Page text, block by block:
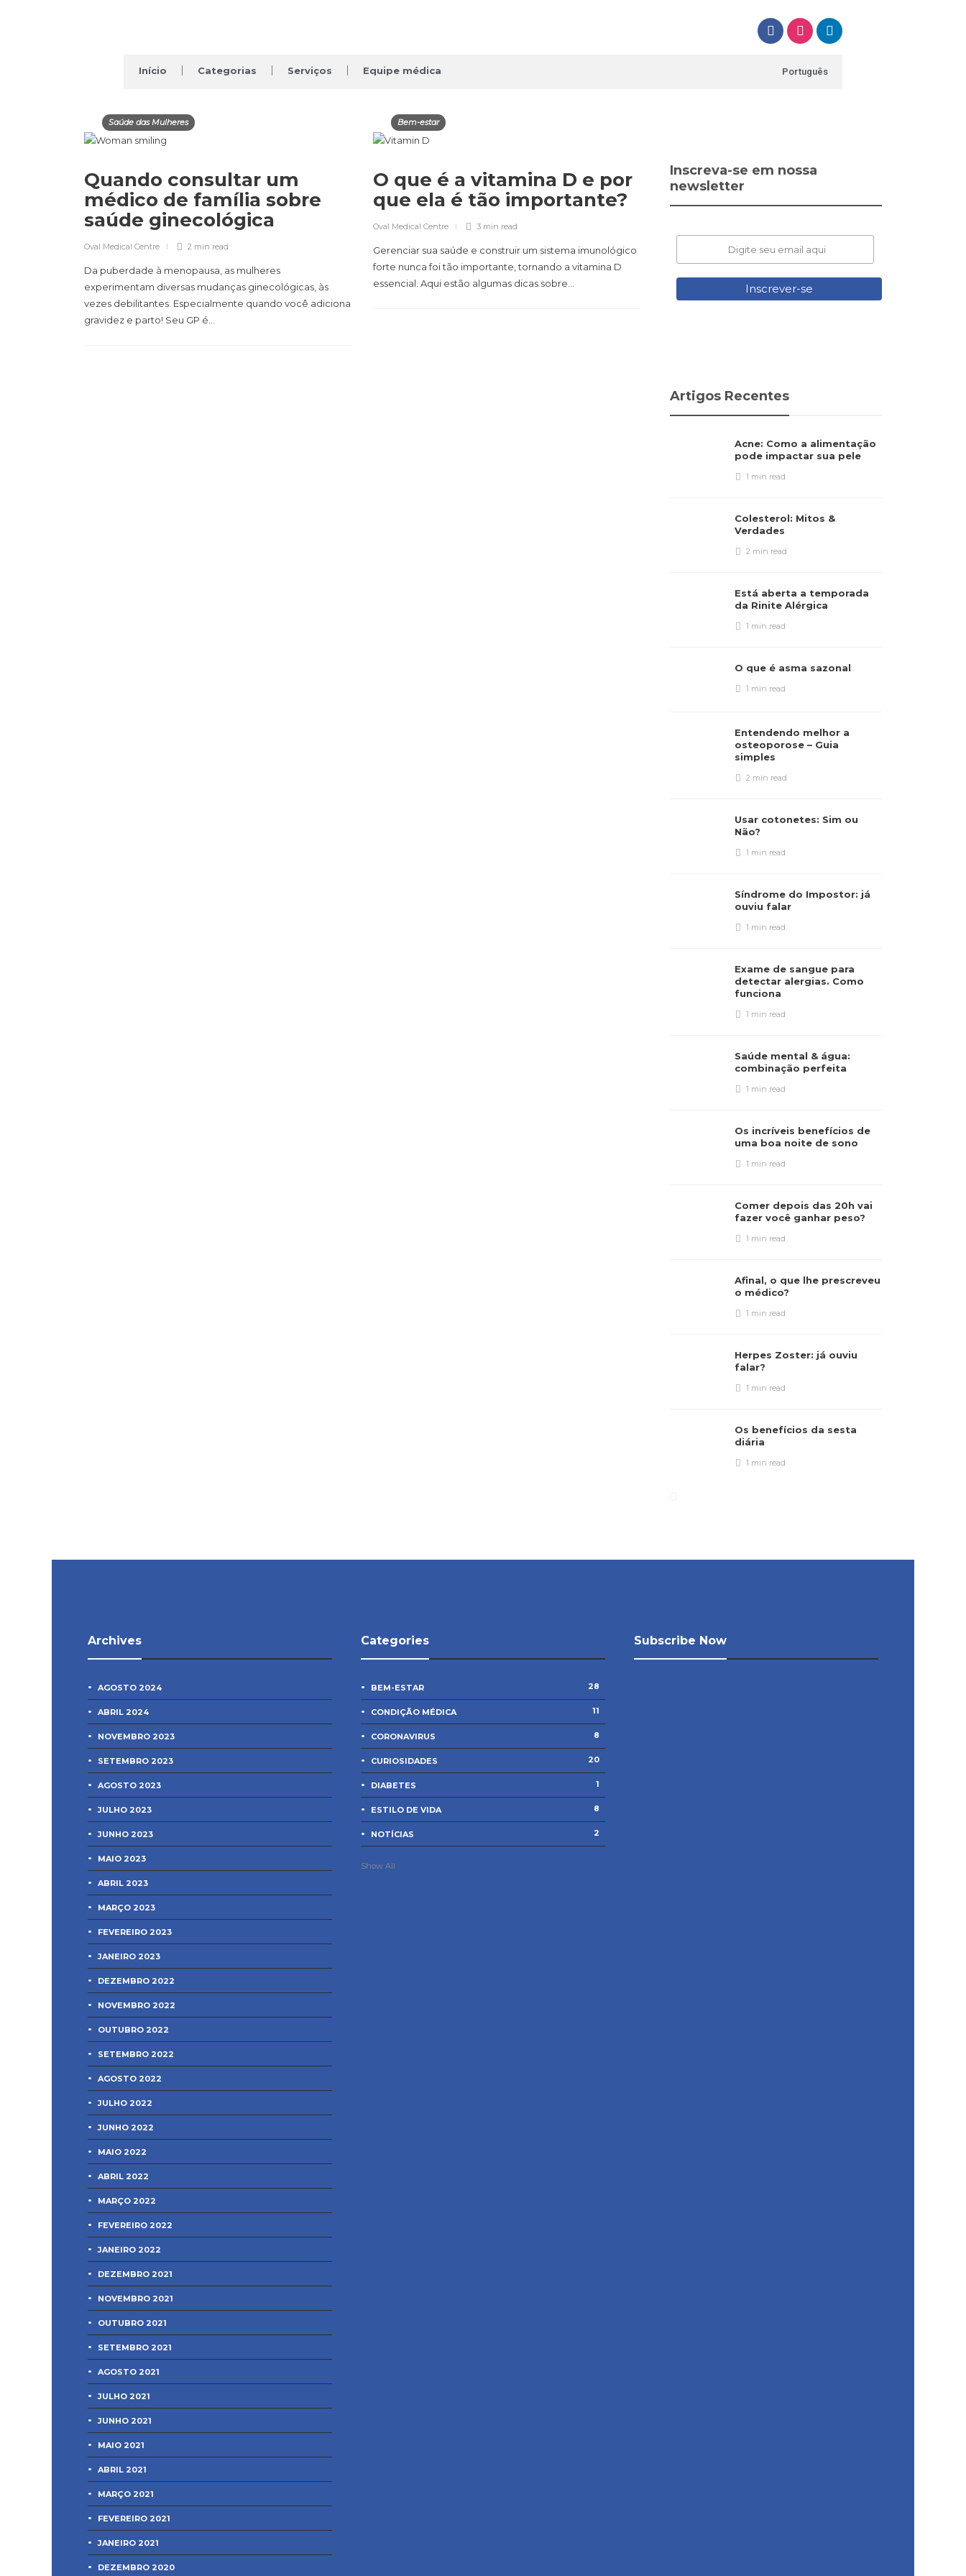
Início Categorias Serviços Equipe médica Português
Saúde das Mulheres
Quando consultar um
médico de família sobre
saúde ginecológica
Oval Medical Centre 2 min read
Da puberdade à menopausa, as mulheres
experimentam diversas mudanças ginecológicas, às
vezes debilitantes. Especialmente quando você adiciona
gravidez e parto! Seu GP é…
Bem-estar
O que é a vitamina D e por
que ela é tão importante?
Oval Medical Centre 3 min read
Gerenciar sua saúde e construir um sistema imunológico
forte nunca foi tão importante, tornando a vitamina D
essencial. Aqui estão algumas dicas sobre…
Inscreva-se em nossa
newsletter
Artigos Recentes
Acne: Como a alimentação
pode impactar sua pele
1 min read
Colesterol: Mitos &
Verdades
2 min read
Está aberta a temporada
da Rinite Alérgica
1 min read
O que é asma sazonal
1 min read
Entendendo melhor a
osteoporose – Guia
simples
2 min read
Usar cotonetes: Sim ou
Não?
1 min read
Síndrome do Impostor: já
ouviu falar
1 min read
Exame de sangue para
detectar alergias. Como
funciona
1 min read
Saúde mental & água:
combinação perfeita
1 min read
Os incríveis benefícios de
uma boa noite de sono
1 min read
Comer depois das 20h vai
fazer você ganhar peso?
1 min read
Afinal, o que lhe prescreveu
o médico?
1 min read
Herpes Zoster: já ouviu
falar?
1 min read
Os benefícios da sesta
diária
1 min read
Archives
AGOSTO 2024
ABRIL 2024
NOVEMBRO 2023
SETEMBRO 2023
AGOSTO 2023
JULHO 2023
JUNHO 2023
MAIO 2023
ABRIL 2023
MARÇO 2023
FEVEREIRO 2023
JANEIRO 2023
DEZEMBRO 2022
NOVEMBRO 2022
OUTUBRO 2022
SETEMBRO 2022
AGOSTO 2022
JULHO 2022
JUNHO 2022
MAIO 2022
ABRIL 2022
MARÇO 2022
FEVEREIRO 2022
JANEIRO 2022
DEZEMBRO 2021
NOVEMBRO 2021
OUTUBRO 2021
SETEMBRO 2021
AGOSTO 2021
JULHO 2021
JUNHO 2021
MAIO 2021
ABRIL 2021
MARÇO 2021
FEVEREIRO 2021
JANEIRO 2021
DEZEMBRO 2020
Categories
BEM-ESTAR 28
CONDIÇÃO MÉDICA 11
CORONAVIRUS 8
CURIOSIDADES 20
DIABETES 1
ESTILO DE VIDA 8
NOTÍCIAS 2
Show All
Subscribe Now